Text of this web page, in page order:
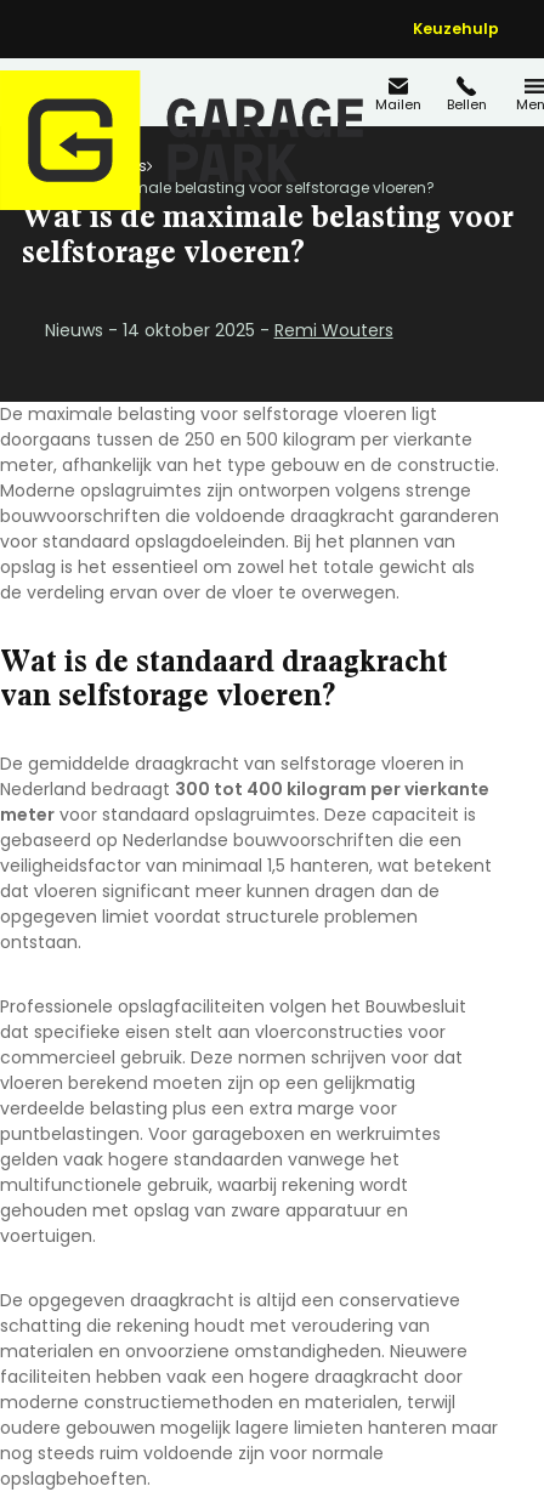
Keuzehulp
Mailen Bellen
Home Nieuws
Wat is de maximale belasting voor selfstorage vloeren?
Wat is de maximale belasting voor
selfstorage vloeren?
Nieuws - 14 oktober 2025 - Remi Wouters
De maximale belasting voor selfstorage vloeren ligt
doorgaans tussen de 250 en 500 kilogram per vierkante
meter, afhankelijk van het type gebouw en de constructie.
Moderne opslagruimtes zijn ontworpen volgens strenge
bouwvoorschriften die voldoende draagkracht garanderen
voor standaard opslagdoeleinden. Bij het plannen van
opslag is het essentieel om zowel het totale gewicht als
de verdeling ervan over de vloer te overwegen.
Wat is de standaard draagkracht
van selfstorage vloeren?
De gemiddelde draagkracht van selfstorage vloeren in
Nederland bedraagt 300 tot 400 kilogram per vierkante
meter voor standaard opslagruimtes. Deze capaciteit is
gebaseerd op Nederlandse bouwvoorschriften die een
veiligheidsfactor van minimaal 1,5 hanteren, wat betekent
dat vloeren significant meer kunnen dragen dan de
opgegeven limiet voordat structurele problemen
ontstaan.
Professionele opslagfaciliteiten volgen het Bouwbesluit
dat specifieke eisen stelt aan vloerconstructies voor
commercieel gebruik. Deze normen schrijven voor dat
vloeren berekend moeten zijn op een gelijkmatig
verdeelde belasting plus een extra marge voor
puntbelastingen. Voor garageboxen en werkruimtes
gelden vaak hogere standaarden vanwege het
multifunctionele gebruik, waarbij rekening wordt
gehouden met opslag van zware apparatuur en
voertuigen.
De opgegeven draagkracht is altijd een conservatieve
schatting die rekening houdt met veroudering van
materialen en onvoorziene omstandigheden. Nieuwere
faciliteiten hebben vaak een hogere draagkracht door
moderne constructiemethoden en materialen, terwijl
oudere gebouwen mogelijk lagere limieten hanteren maar
nog steeds ruim voldoende zijn voor normale
opslagbehoeften.